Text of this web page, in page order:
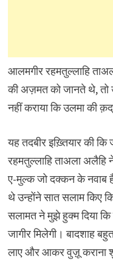
आलमगीर रहमतुल्लाहि
की अज़मत को जानते थे, तो
नहीं कराया कि उलमा की
यह तदबीर इख़्तियार की
रहमतुल्लाहि ताअला अलैहि
ए-मुल्क जो दक्कन के नवाब
थे उन्होंने सात सलाम किए
सलामत ने मुझे हुक्म दिया
जागीर मिलेगी। बादशाह
लाए और आकर वुज़ू कराना